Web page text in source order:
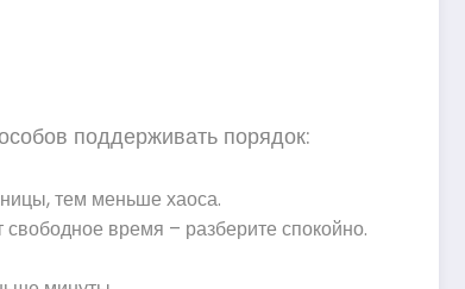
поддерживать порядок:
тем меньше хаоса.
время – разберите спокойно.